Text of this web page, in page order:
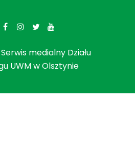
medialny Działu
UWM w Olsztynie